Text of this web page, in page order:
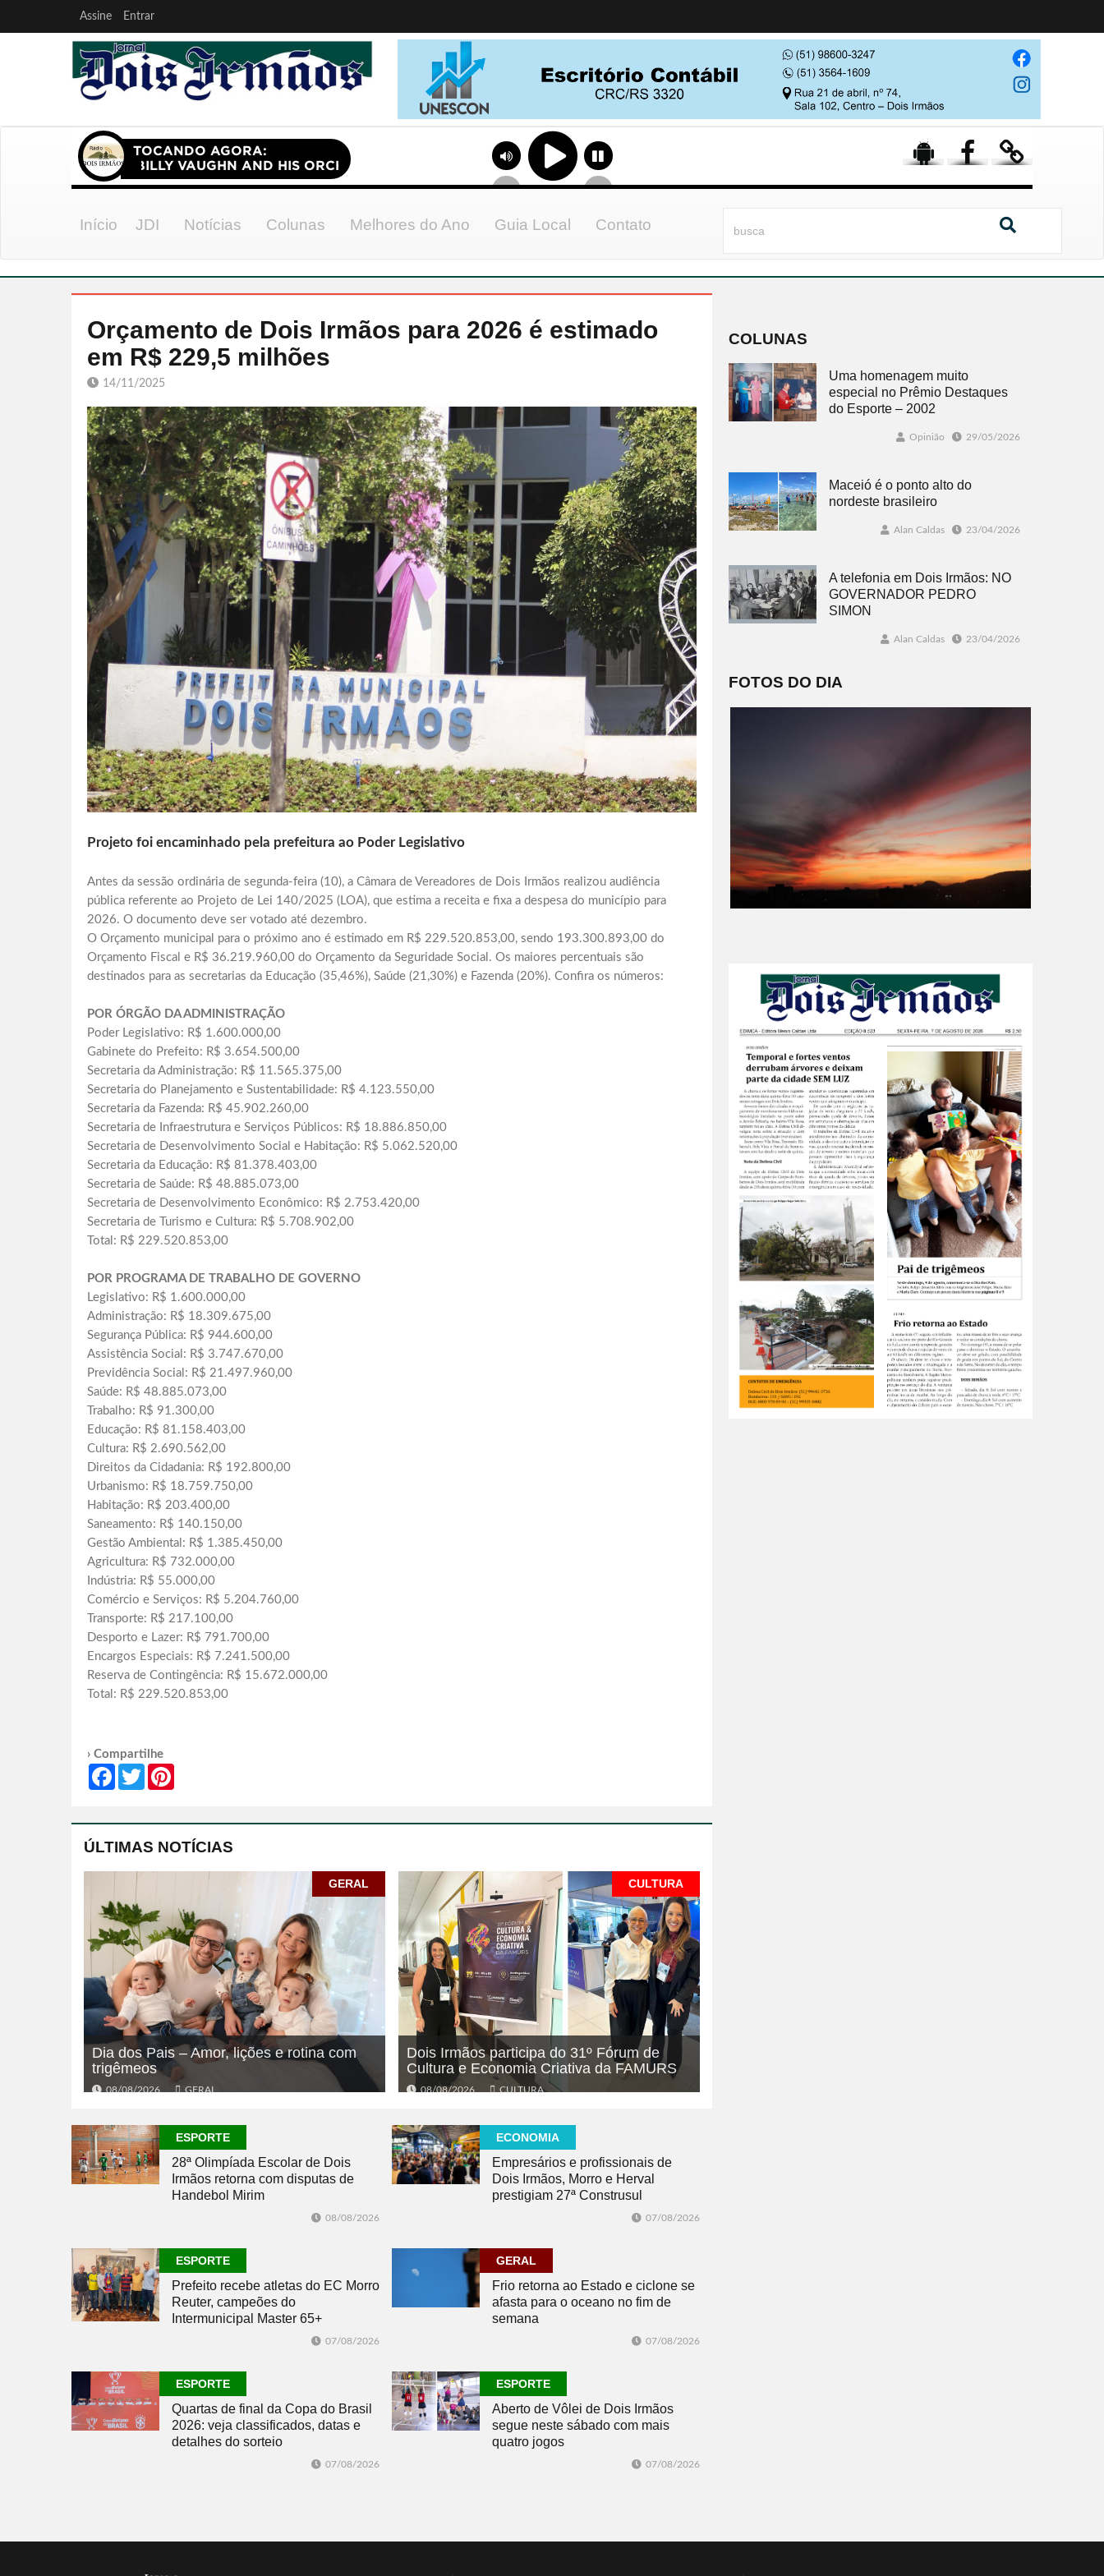
Assine Entrar
Início JDI Notícias Colunas Melhores do Ano Guia Local Contato
Orçamento de Dois Irmãos para 2026 é estimado
em R$ 229,5 milhões
14/11/2025
Projeto foi encaminhado pela prefeitura ao Poder Legislativo
Antes da sessão ordinária de segunda-feira (10), a Câmara de Vereadores de Dois Irmãos realizou audiência
pública referente ao Projeto de Lei 140/2025 (LOA), que estima a receita e fixa a despesa do município para
2026. O documento deve ser votado até dezembro.
O Orçamento municipal para o próximo ano é estimado em R$ 229.520.853,00, sendo 193.300.893,00 do
Orçamento Fiscal e R$ 36.219.960,00 do Orçamento da Seguridade Social. Os maiores percentuais são
destinados para as secretarias da Educação (35,46%), Saúde (21,30%) e Fazenda (20%). Confira os números:
POR ÓRGÃO DA ADMINISTRAÇÃO
Poder Legislativo: R$ 1.600.000,00
Gabinete do Prefeito: R$ 3.654.500,00
Secretaria da Administração: R$ 11.565.375,00
Secretaria do Planejamento e Sustentabilidade: R$ 4.123.550,00
Secretaria da Fazenda: R$ 45.902.260,00
Secretaria de Infraestrutura e Serviços Públicos: R$ 18.886.850,00
Secretaria de Desenvolvimento Social e Habitação: R$ 5.062.520,00
Secretaria da Educação: R$ 81.378.403,00
Secretaria de Saúde: R$ 48.885.073,00
Secretaria de Desenvolvimento Econômico: R$ 2.753.420,00
Secretaria de Turismo e Cultura: R$ 5.708.902,00
Total: R$ 229.520.853,00
POR PROGRAMA DE TRABALHO DE GOVERNO
Legislativo: R$ 1.600.000,00
Administração: R$ 18.309.675,00
Segurança Pública: R$ 944.600,00
Assistência Social: R$ 3.747.670,00
Previdência Social: R$ 21.497.960,00
Saúde: R$ 48.885.073,00
Trabalho: R$ 91.300,00
Educação: R$ 81.158.403,00
Cultura: R$ 2.690.562,00
Direitos da Cidadania: R$ 192.800,00
Urbanismo: R$ 18.759.750,00
Habitação: R$ 203.400,00
Saneamento: R$ 140.150,00
Gestão Ambiental: R$ 1.385.450,00
Agricultura: R$ 732.000,00
Indústria: R$ 55.000,00
Comércio e Serviços: R$ 5.204.760,00
Transporte: R$ 217.100,00
Desporto e Lazer: R$ 791.700,00
Encargos Especiais: R$ 7.241.500,00
Reserva de Contingência: R$ 15.672.000,00
Total: R$ 229.520.853,00
› Compartilhe
FacebookTwitter
ÚLTIMAS NOTÍCIAS
GERAL
Dia dos Pais – Amor, lições e rotina com
trigêmeos
08/08/2026 GERAL
CULTURA
Dois Irmãos participa do 31º Fórum de
Cultura e Economia Criativa da FAMURS
08/08/2026 CULTURA
ESPORTE
28ª Olimpíada Escolar de Dois
Irmãos retorna com disputas de
Handebol Mirim
08/08/2026
ECONOMIA
Empresários e profissionais de
Dois Irmãos, Morro e Herval
prestigiam 27ª Construsul
07/08/2026
ESPORTE
Prefeito recebe atletas do EC Morro
Reuter, campeões do
Intermunicipal Master 65+
07/08/2026
GERAL
Frio retorna ao Estado e ciclone se
afasta para o oceano no fim de
semana
07/08/2026
ESPORTE
Quartas de final da Copa do Brasil
2026: veja classificados, datas e
detalhes do sorteio
07/08/2026
ESPORTE
Aberto de Vôlei de Dois Irmãos
segue neste sábado com mais
quatro jogos
07/08/2026
COLUNAS
Uma homenagem muito
especial no Prêmio Destaques
do Esporte – 2002
Opinião 29/05/2026
Maceió é o ponto alto do
nordeste brasileiro
Alan Caldas 23/04/2026
A telefonia em Dois Irmãos: NO
GOVERNADOR PEDRO
SIMON
Alan Caldas 23/04/2026
FOTOS DO DIA